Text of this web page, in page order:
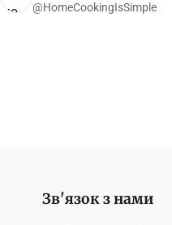
@HomeCookingIsSimple
Зв'язок з нами